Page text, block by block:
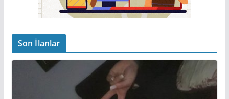
Son İlanlar